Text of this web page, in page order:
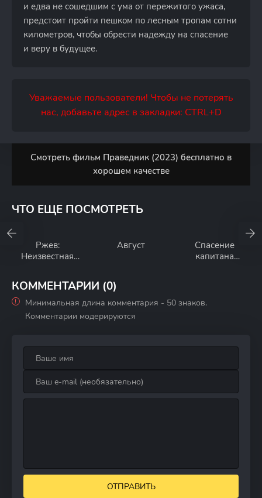
и едва не сошедшим с ума от пережитого ужаса,
предстоит пройти пешком по лесным тропам сотни
километров, чтобы обрести надежду на спасение
и веру в будущее.
Уважаемые пользователи! Чтобы не потерять
нас, добавьте адрес в закладки: CTRL+D
Смотреть фильм Праведник (2023) бесплатно в
хорошем качестве
ЧТО ЕЩЕ ПОСМОТРЕТЬ
Ржев:
Неизвестная
Жукова
Август
Спасение
капитана
КОММЕНТАРИИ (0)
Минимальная длина комментария - 50 знаков.
Комментарии модерируются
ОТПРАВИТЬ